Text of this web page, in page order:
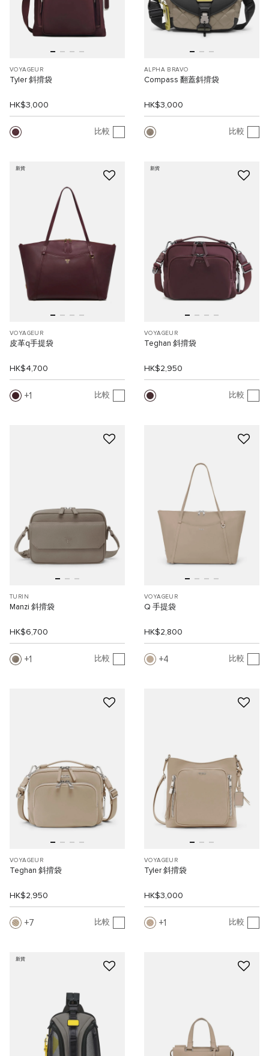
VOYAGEUR
Tyler 斜揹袋
HK$3,000
比較
ALPHA BRAVO
Compass 翻蓋斜揹袋
HK$3,000
比較
新貨
VOYAGEUR
皮革q手提袋
HK$4,700
1 比較
新貨
VOYAGEUR
Teghan 斜揹袋
HK$2,950
比較
TURIN
Manzi 斜揹袋
HK$6,700
1 比較
VOYAGEUR
Q 手提袋
HK$2,800
4 比較
VOYAGEUR
Teghan 斜揹袋
HK$2,950
7 比較
VOYAGEUR
Tyler 斜揹袋
HK$3,000
1 比較
新貨